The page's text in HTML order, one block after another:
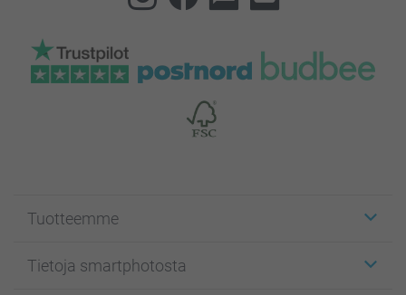
Tuotteemme
Kuvakortit
Tietoja smartphotosta